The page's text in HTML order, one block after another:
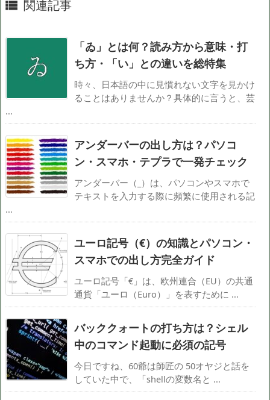
 関連記事
「ゐ」とは何？読み方から意味・打
ち方・「い」との違いを総特集
時々、日本語の中に見慣れない文字を見かけ
ることはありませんか？具体的に言うと、芸
...
アンダーバーの出し方は？パソコ
ン・スマホ・テプラで一発チェック
アンダーバー（_）は、パソコンやスマホで
テキストを入力する際に頻繁に使用される記
...
ユーロ記号（€）の知識とパソコン・
スマホでの出し方完全ガイド
ユーロ記号「€」は、欧州連合（EU）の共通
通貨「ユーロ（Euro）」を表すために ...
バッククォートの打ち方は？シェル
中のコマンド起動に必須の記号
今日ですね、60爺は師匠の 50オヤジと話を
していた中で、「shellの変数名と ...